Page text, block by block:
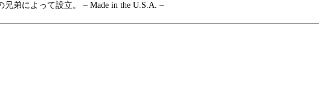
弟によって設立。 – Made in the U.S.A. –